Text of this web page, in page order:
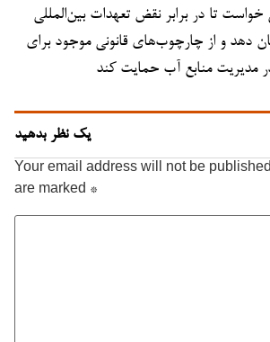
تا در برابر نقض تعهدات بین‌المللی
دهد و از چارچوب‌های قانونی موجود برای
یک نظر بدهید
Your email address will not be
are marked *